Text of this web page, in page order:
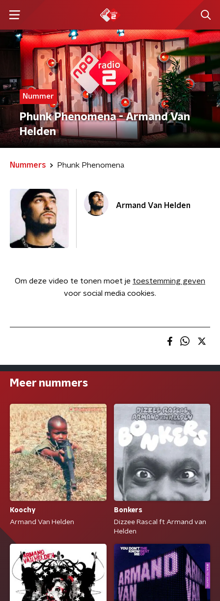
Nummer
Phunk Phenomena - Armand Van
Helden
Nummers Phunk Phenomena
Armand Van Helden
Om deze video te tonen moet je toestemming geven
voor social media cookies.
Meer nummers
Koochy
Armand Van Helden
Bonkers
Dizzee Rascal ft Armand van
Helden